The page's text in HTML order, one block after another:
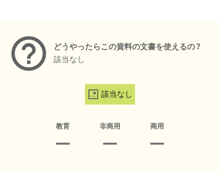
どうやったらこの資料の文書を使えるの？
該当なし
該当なし
教育 非商用 商用